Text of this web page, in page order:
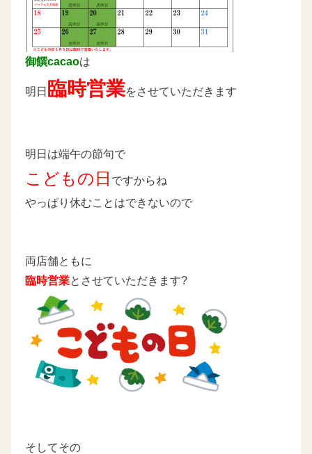
御饌cacaoは
明日 臨時営業をさせていただきます
明日は端午の節句で
こどもの日 ですからね
やっぱり休むことはできないので
両店舗ともに
臨時営業とさせていただきます?
そしてその